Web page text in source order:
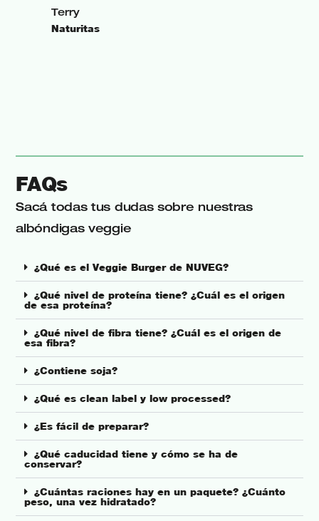
Terry
Naturitas
¿Qué es el Veggie Burger de NUVEG?
¿Qué nivel de proteína tiene? ¿Cuál es el origen
de esa proteína?
¿Qué nivel de fibra tiene? ¿Cuál es el origen de
esa fibra?
¿Contiene soja?
¿Qué es clean label y low processed?
¿Es fácil de preparar?
¿Qué caducidad tiene y cómo se ha de
conservar?
¿Cuántas raciones hay en un paquete? ¿Cuánto
peso, una vez hidratado?
FAQs
Sacá todas tus dudas sobre nuestras
albóndigas veggie